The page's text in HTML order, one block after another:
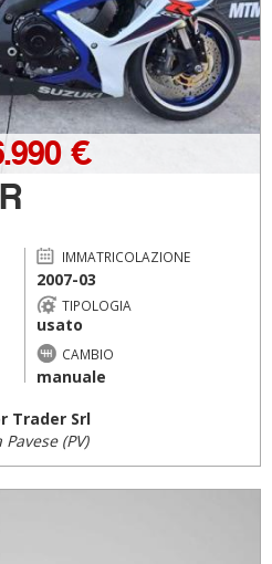
€
IMMATRICOLAZIONE
2007-03
TIPOLOGIA
usato
CAMBIO
manuale
Trader Srl
(PV)